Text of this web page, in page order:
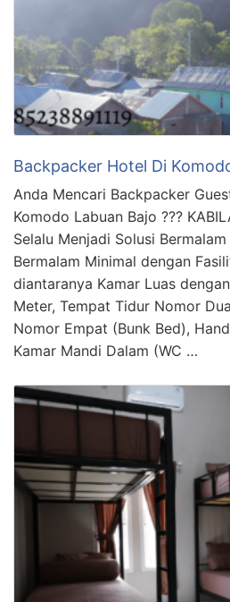
Backpacker Hotel Di
Anda Mencari Backpacker
Komodo Labuan Bajo ???
Selalu Menjadi Solusi
Bermalam Minimal dengan
diantaranya Kamar Luas
Meter, Tempat Tidur Nomor
Nomor Empat (Bunk Bed),
Kamar Mandi Dalam (WC …